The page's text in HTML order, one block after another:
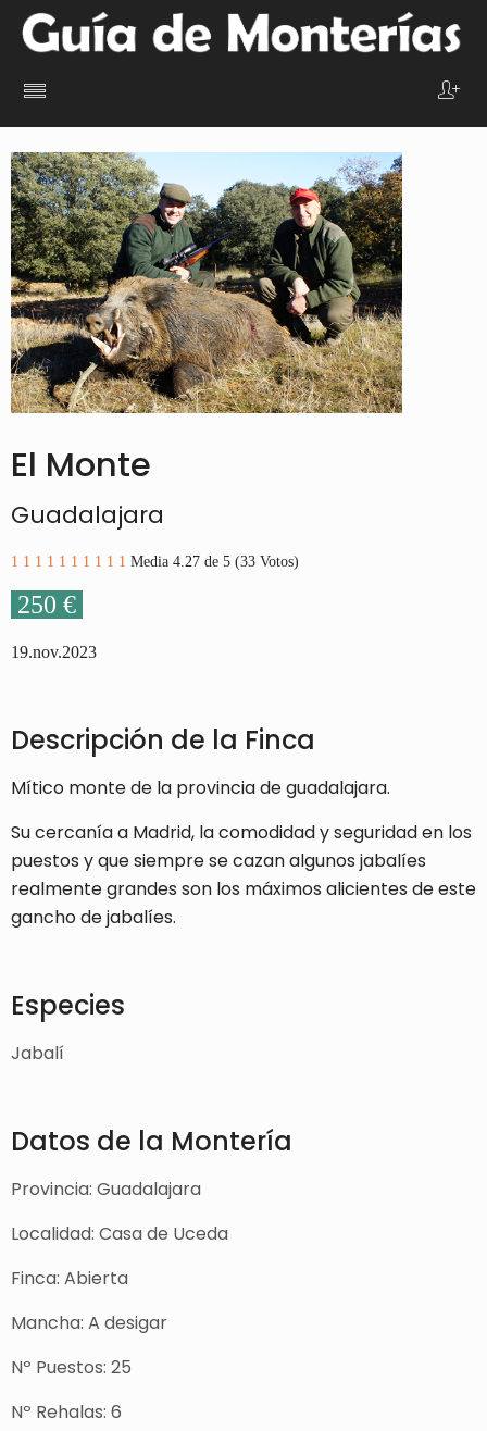
El Monte
Guadalajara
1 1 1 1 1 1 1 1 1 1 Media 4.27 de 5 (33 Votos)
250 €
19.nov.2023
Descripción de la Finca
Mítico monte de la provincia de guadalajara.
Su cercanía a Madrid, la comodidad y seguridad en los
puestos y que siempre se cazan algunos jabalíes
realmente grandes son los máximos alicientes de este
gancho de jabalíes.
Especies
Jabalí
Datos de la Montería
Provincia: Guadalajara
Localidad: Casa de Uceda
Finca: Abierta
Mancha: A desigar
Nº Puestos: 25
Nº Rehalas: 6